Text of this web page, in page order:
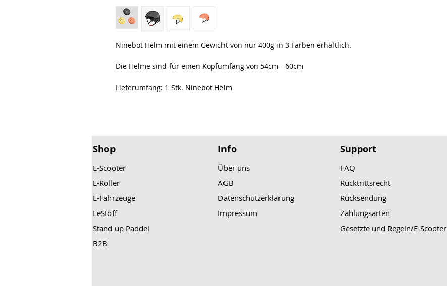
Ninebot Helm mit einem Gewicht von nur 400g in 3 Farben erhältlich.
Die Helme sind für einen Kopfumfang von 54cm - 60cm
Lieferumfang: 1 Stk. Ninebot Helm
Shop
E-Scooter
E-Roller
E-Fahrzeuge
LeStoff
Stand up Paddel
B2B
Info
Über uns
AGB
Datenschutzerklärung
Impressum
Support
FAQ
Rücktrittsrecht
Rücksendung
Zahlungsarten
Gesetzte und Regeln/E-Scooter